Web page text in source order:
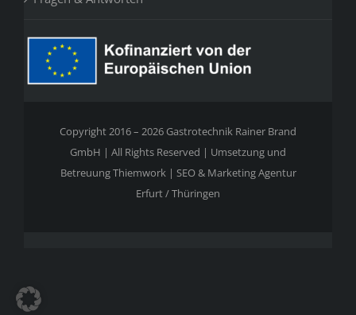
Copyright 2016 – 2026 Gastrotechnik Rainer Brand
GmbH | All Rights Reserved | Umsetzung und
BetreuungThiemwork | SEO & Marketing Agentur
Erfurt / Thüringen